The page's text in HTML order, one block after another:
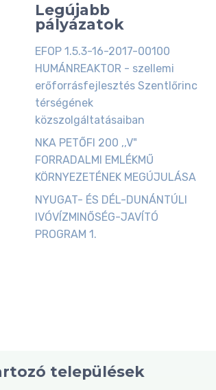
Legújabb
pályázatok
EFOP 1.5.3-16-2017-00100
HUMÁNREAKTOR - szellemi
erőforrásfejlesztés Szentlőrinc
térségének
közszolgáltatásaiban
NKA PETŐFI 200 ,,V"
FORRADALMI EMLÉKMŰ
KÖRNYEZETÉNEK MEGÚJULÁSA
NYUGAT- ÉS DÉL-DUNÁNTÚLI
IVÓVÍZMINŐSÉG-JAVÍTÓ
PROGRAM 1.
települések